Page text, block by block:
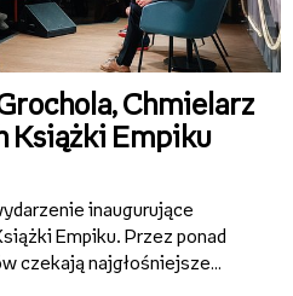
Chmielarz
Książki Empiku
inaugurujące
Empiku. Przez ponad
czekają najgłośniejsze